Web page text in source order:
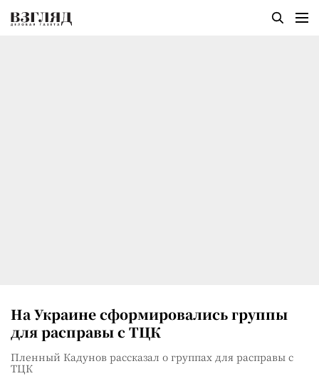
На Украине сформировались группы
для расправы с ТЦК
Пленный Кадунов рассказал о группах для расправы с
ТЦК